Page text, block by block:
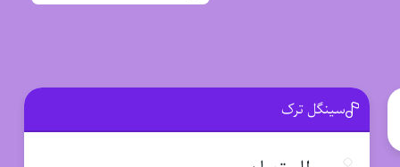
سینگل ترک